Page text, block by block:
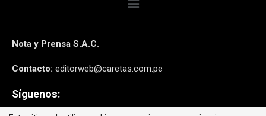
Nota y Prensa S.A.C.
Contacto: editorweb@caretas.com.pe
Síguenos: